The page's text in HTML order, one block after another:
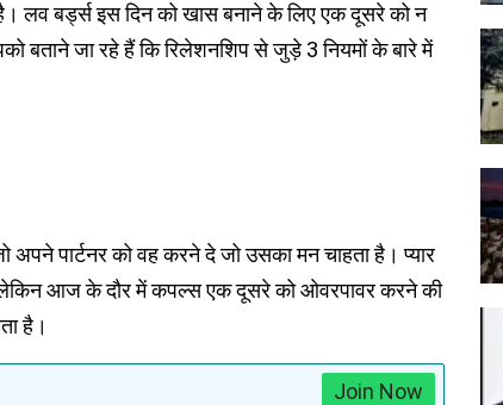
लव बर्ड्स इस दिन को खास बनाने के लिए एक दूसरे को न
बताने जा रहे हैं कि रिलेशनशिप से जुड़े 3 नियमों के बारे में
पार्टनर को वह करने दे जो उसका मन चाहता है। प्यार
लेकिन आज के दौर में कपल्स एक दूसरे को ओवरपावर करने की
है।
Join Now